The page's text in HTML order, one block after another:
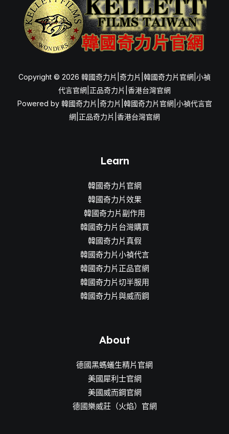
Copyright © 2026 韓國奇力片|奇力片|韓國奇力片官網|小禎
代言官網|正品奇力片|香港台灣官網
Powered by 韓國奇力片|奇力片|韓國奇力片官網|小禎代言官
網|正品奇力片|香港台灣官網
Learn
韓國奇力片官網
韓國奇力片效果
韓國奇力片副作用
韓國奇力片台灣購買
韓國奇力片真假
韓國奇力片小禎代言
韓國奇力片正品官網
韓國奇力片切半服用
韓國奇力片與威而鋼
About
德國黑螞蟻生精片官網
美國犀利士官網
美國威而鋼官網
德國樂威莊（火焰）官網